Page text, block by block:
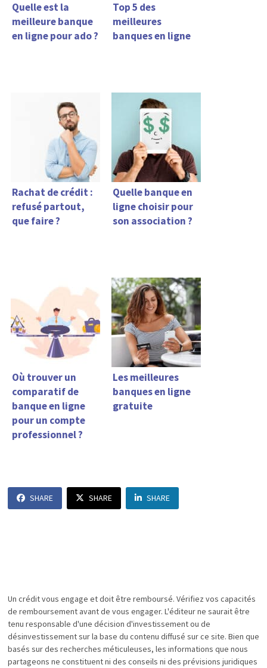
Quelle est la
meilleure banque
en ligne pour ado ?
Top 5 des
meilleures
banques en ligne
Rachat de crédit :
refusé partout,
que faire ?
Quelle banque en
ligne choisir pour
son association ?
Où trouver un
comparatif de
banque en ligne
pour un compte
professionnel ?
Les meilleures
banques en ligne
gratuite
SHARE SHARE SHARE
Un crédit vous engage et doit être remboursé. Vérifiez vos capacités
de remboursement avant de vous engager. L'éditeur ne saurait être
tenu responsable d'une décision d'investissement ou de
désinvestissement sur la base du contenu diffusé sur ce site. Bien que
basés sur des recherches méticuleuses, les informations que nous
partageons ne constituent ni des conseils ni des prévisions juridiques